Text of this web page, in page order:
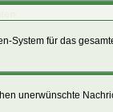
für das
unerwünschte